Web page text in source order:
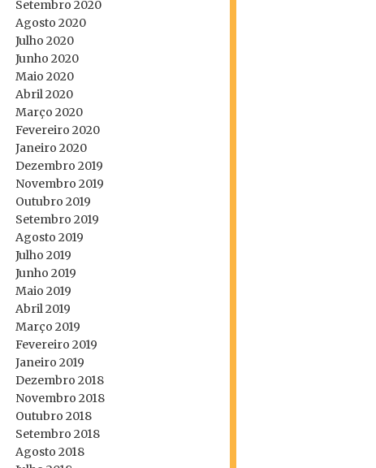
Setembro 2020
Agosto 2020
Julho 2020
Junho 2020
Maio 2020
Abril 2020
Março 2020
Fevereiro 2020
Janeiro 2020
Dezembro 2019
Novembro 2019
Outubro 2019
Setembro 2019
Agosto 2019
Julho 2019
Junho 2019
Maio 2019
Abril 2019
Março 2019
Fevereiro 2019
Janeiro 2019
Dezembro 2018
Novembro 2018
Outubro 2018
Setembro 2018
Agosto 2018